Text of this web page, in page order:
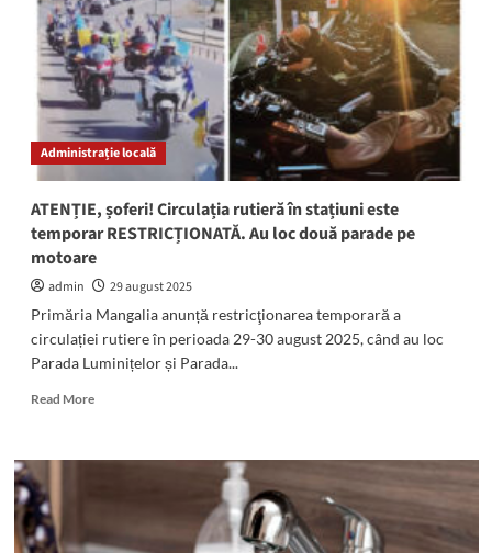
de
plasament
din
județul
Constanța
a
DISPĂRUT:
L-
Administrație locală
ATENȚIE, șoferi! Circulația rutieră în stațiuni este
temporar RESTRICȚIONATĂ. Au loc două parade pe
motoare
admin
29 august 2025
Primăria Mangalia anunță restricţionarea temporară a
circulației rutiere în perioada 29-30 august 2025, când au loc
Parada Luminițelor și Parada...
Read MoreRead
ATENȚIE,
în